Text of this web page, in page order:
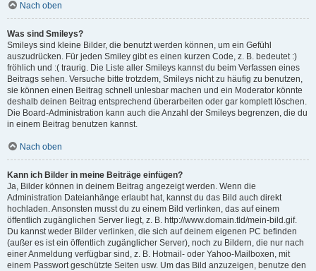
Nach oben
Was sind Smileys?
Smileys sind kleine Bilder, die benutzt werden können, um ein Gefühl
auszudrücken. Für jeden Smiley gibt es einen kurzen Code, z. B. bedeutet :)
fröhlich und :( traurig. Die Liste aller Smileys kannst du beim Verfassen eines
Beitrags sehen. Versuche bitte trotzdem, Smileys nicht zu häufig zu benutzen,
sie können einen Beitrag schnell unlesbar machen und ein Moderator könnte
deshalb deinen Beitrag entsprechend überarbeiten oder gar komplett löschen.
Die Board-Administration kann auch die Anzahl der Smileys begrenzen, die du
in einem Beitrag benutzen kannst.
Nach oben
Kann ich Bilder in meine Beiträge einfügen?
Ja, Bilder können in deinem Beitrag angezeigt werden. Wenn die
Administration Dateianhänge erlaubt hat, kannst du das Bild auch direkt
hochladen. Ansonsten musst du zu einem Bild verlinken, das auf einem
öffentlich zugänglichen Server liegt, z. B. http://www.domain.tld/mein-bild.gif.
Du kannst weder Bilder verlinken, die sich auf deinem eigenen PC befinden
(außer es ist ein öffentlich zugänglicher Server), noch zu Bildern, die nur nach
einer Anmeldung verfügbar sind, z. B. Hotmail- oder Yahoo-Mailboxen, mit
einem Passwort geschützte Seiten usw. Um das Bild anzuzeigen, benutze den